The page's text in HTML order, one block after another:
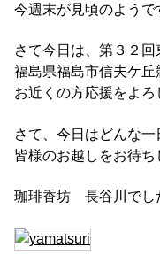
今週末が見頃のようで
さて今日は、第３２
福島県福島市信夫ケ丘
お近くの方応援をよろ
さて、今日はどんな
皆様のお越しをお待ち
珈琲香坊 長谷川でし